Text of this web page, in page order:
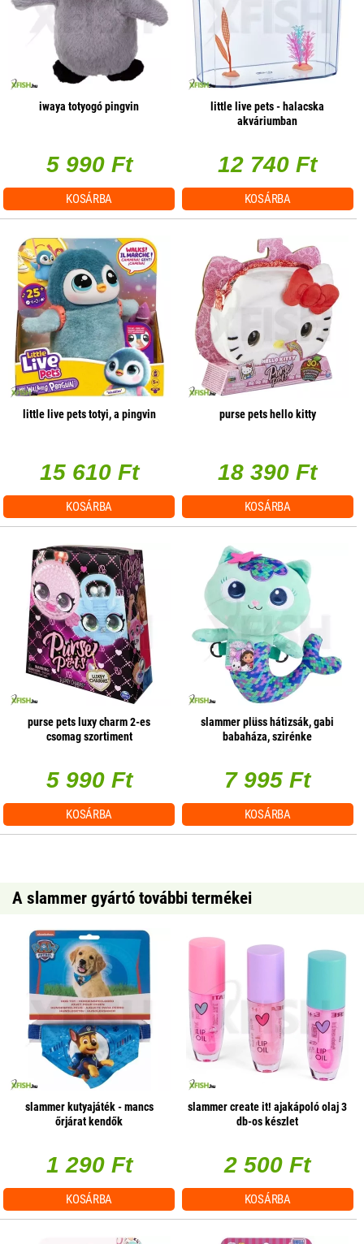
iwaya totyogó pingvin
5 990 Ft
KOSÁRBA
little live pets - halacska
akváriumban
12 740 Ft
KOSÁRBA
little live pets totyi, a pingvin
15 610 Ft
KOSÁRBA
purse pets hello kitty
18 390 Ft
KOSÁRBA
purse pets luxy charm 2-es
csomag szortiment
5 990 Ft
KOSÁRBA
slammer plüss hátizsák, gabi
babaháza, szirénke
7 995 Ft
KOSÁRBA
A slammer gyártó további termékei
slammer kutyajáték - mancs
őrjárat kendők
1 290 Ft
KOSÁRBA
slammer create it! ajakápoló olaj 3
db-os készlet
2 500 Ft
KOSÁRBA